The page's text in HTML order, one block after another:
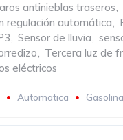
antinieblas traseros,
regulación automática,
, Sensor de lluvia,
, Tercera luz de
eléctricos
Automatica Gasolina